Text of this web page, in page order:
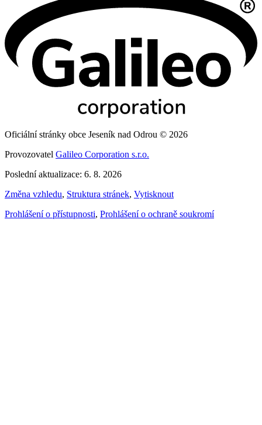
Oficiální stránky obce Jeseník nad Odrou © 2026
Provozovatel Galileo Corporation s.r.o.
Poslední aktualizace: 6. 8. 2026
Změna vzhledu, Struktura stránek, Vytisknout
Prohlášení o přístupnosti, Prohlášení o ochraně soukromí